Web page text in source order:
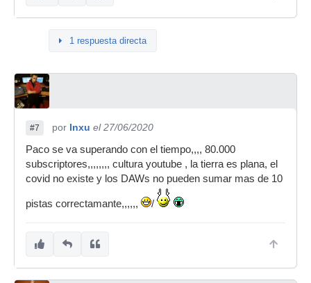
1 respuesta directa
#7 por Inxu el 27/06/2020
Paco se va superando con el tiempo,,,, 80.000
subscriptores,,,,,,,, cultura youtube , la tierra es plana, el
covid no existe y los DAWs no pueden sumar mas de 10
pistas correctamante,,,,,, /